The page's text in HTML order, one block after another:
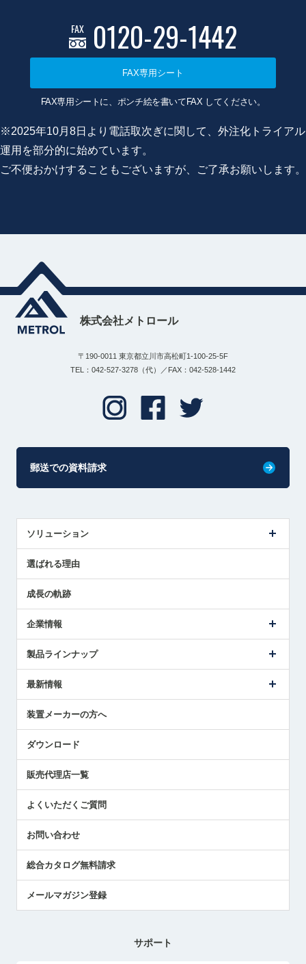
FAX 0120-29-1442
FAX専用シート
FAX専用シートに、ポンチ絵を書いてFAX してください。
※2025年10月8日より電話取次ぎに関して、外注化トライアル
運用を部分的に始めています。
ご不便おかけすることもございますが、ご了承お願いします。
株式会社メトロール
〒190-0011 東京都立川市高松町1-100-25-5F
TEL：042-527-3278（代）／FAX：042-528-1442
郵送での資料請求
ソリューション
解決策提案
選ばれる理由
成長の軌跡
企業情報
ごあいさつ
受賞履歴
採用情報
国/地域/言語
製品ラインナップ
ツールセッタ製品
エアマイクロセンサ製品
最新情報
メトロールの技術
社員ブログ
中小企業のBCP地震対策
センサのテクニカルガイド
社長ブログ
装置メーカーの方へ
ダウンロード
販売代理店一覧
よくいただくご質問
お問い合わせ
総合カタログ無料請求
メールマガジン登録
サポート